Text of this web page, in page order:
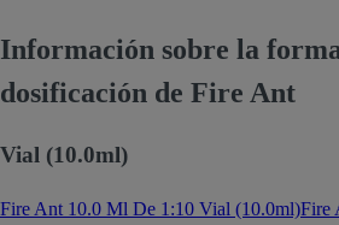
Información sobre la
dosificación de Fire Ant
Vial (10.0ml)
Fire Ant 10.0 Ml De 1:10 Vial (10.0ml)Fire